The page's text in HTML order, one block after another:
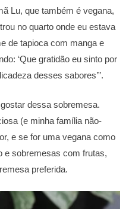
Lu, que também é vegana,
no quarto onde eu estava
de tapioca com manga e
‘Que gratidão eu sinto por
desses sabores’”.
dessa sobremesa.
(e minha família não-
e se for uma vegana como
e sobremesas com frutas,
preferida.